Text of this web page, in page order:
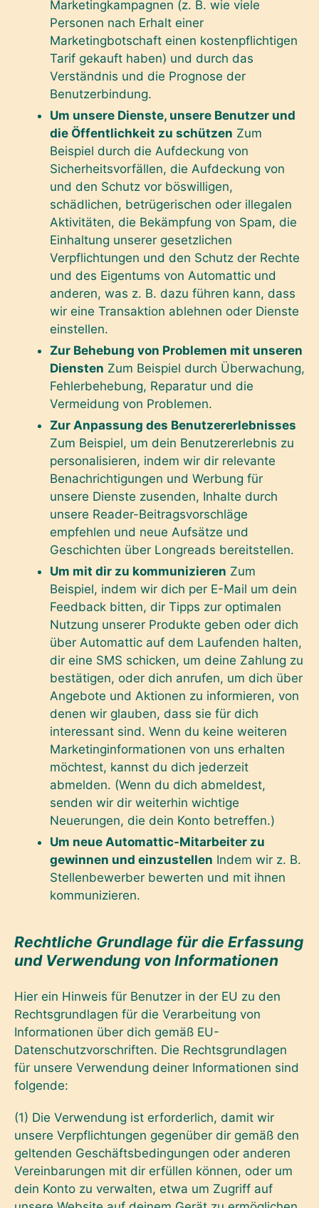
Marketingkampagnen (z. B. wie viele
Personen nach Erhalt einer
Marketingbotschaft einen kostenpflichtigen
Tarif gekauft haben) und durch das
Verständnis und die Prognose der
Benutzerbindung.
Um unsere Dienste, unsere Benutzer und
die Öffentlichkeit zu schützen Zum
Beispiel durch die Aufdeckung von
Sicherheitsvorfällen, die Aufdeckung von
und den Schutz vor böswilligen,
schädlichen, betrügerischen oder illegalen
Aktivitäten, die Bekämpfung von Spam, die
Einhaltung unserer gesetzlichen
Verpflichtungen und den Schutz der Rechte
und des Eigentums von Automattic und
anderen, was z. B. dazu führen kann, dass
wir eine Transaktion ablehnen oder Dienste
einstellen.
Zur Behebung von Problemen mit unseren
Diensten Zum Beispiel durch Überwachung,
Fehlerbehebung, Reparatur und die
Vermeidung von Problemen.
Zur Anpassung des Benutzererlebnisses
Zum Beispiel, um dein Benutzererlebnis zu
personalisieren, indem wir dir relevante
Benachrichtigungen und Werbung für
unsere Dienste zusenden, Inhalte durch
unsere Reader-Beitragsvorschläge
empfehlen und neue Aufsätze und
Geschichten über Longreads bereitstellen.
Um mit dir zu kommunizieren Zum
Beispiel, indem wir dich per E-Mail um dein
Feedback bitten, dir Tipps zur optimalen
Nutzung unserer Produkte geben oder dich
über Automattic auf dem Laufenden halten,
dir eine SMS schicken, um deine Zahlung zu
bestätigen, oder dich anrufen, um dich über
Angebote und Aktionen zu informieren, von
denen wir glauben, dass sie für dich
interessant sind. Wenn du keine weiteren
Marketinginformationen von uns erhalten
möchtest, kannst du dich jederzeit
abmelden. (Wenn du dich abmeldest,
senden wir dir weiterhin wichtige
Neuerungen, die dein Konto betreffen.)
Um neue Automattic-Mitarbeiter zu
gewinnen und einzustellen Indem wir z. B.
Stellenbewerber bewerten und mit ihnen
kommunizieren.
Rechtliche Grundlage für die Erfassung
und Verwendung von Informationen
Hier ein Hinweis für Benutzer in der EU zu den
Rechtsgrundlagen für die Verarbeitung von
Informationen über dich gemäß EU-
Datenschutzvorschriften. Die Rechtsgrundlagen
für unsere Verwendung deiner Informationen sind
folgende:
(1) Die Verwendung ist erforderlich, damit wir
unsere Verpflichtungen gegenüber dir gemäß den
geltenden Geschäftsbedingungen oder anderen
Vereinbarungen mit dir erfüllen können, oder um
dein Konto zu verwalten, etwa um Zugriff auf